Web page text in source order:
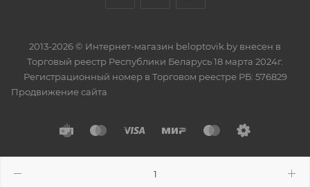
2013-2026 © Интернет-магазин beloptovik.by внесен в
Торговый реестр Республики Беларусь 18 марта 2024г.
Регистрационный номер в Торговом реестре РБ: 576829
Продвижение сайта
Разработано в